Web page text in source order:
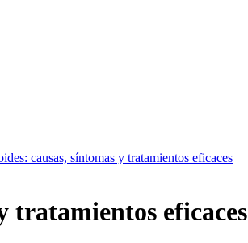
causas, síntomas y tratamientos eficaces
tratamientos eficaces